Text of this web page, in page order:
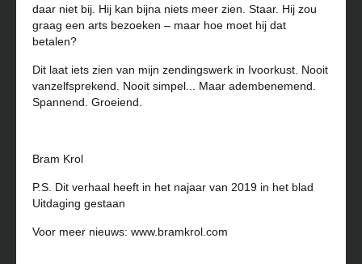
daar niet bij. Hij kan bijna niets meer zien. Staar. Hij zou
graag een arts bezoeken – maar hoe moet hij dat
betalen?
Dit laat iets zien van mijn zendingswerk in Ivoorkust. Nooit
vanzelfsprekend. Nooit simpel... Maar adembenemend.
Spannend. Groeiend.
Bram Krol
P.S. Dit verhaal heeft in het najaar van 2019 in het blad
Uitdaging gestaan
Voor meer nieuws: www.bramkrol.com